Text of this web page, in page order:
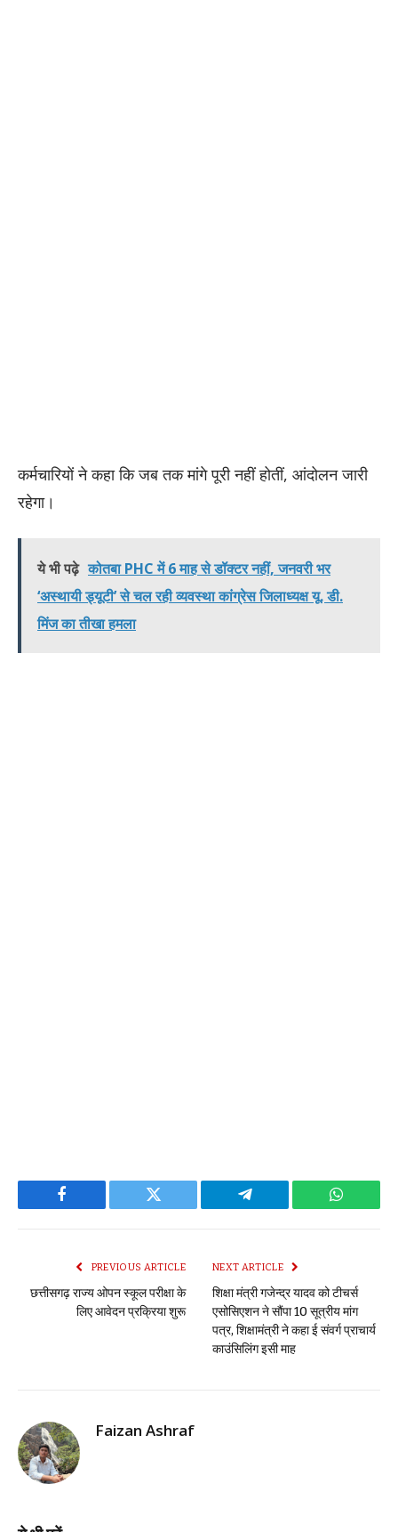
कर्मचारियों ने कहा कि जब तक मांगे पूरी नहीं होतीं, आंदोलन जारी
रहेगा।
ये भी पढ़े कोतबा PHC में 6 माह से डॉक्टर नहीं, जनवरी भर
‘अस्थायी ड्यूटी’ से चल रही व्यवस्था कांग्रेस जिलाध्यक्ष यू. डी.
मिंज का तीखा हमला
Facebook Twitter Telegram
PREVIOUS ARTICLE
छत्तीसगढ़ राज्य ओपन स्कूल परीक्षा के
लिए आवेदन प्रक्रिया शुरू
NEXT ARTICLE
शिक्षा मंत्री गजेन्द्र यादव को टीचर्स
एसोसिएशन ने सौंपा 10 सूत्रीय मांग
पत्र, शिक्षामंत्री ने कहा ई संवर्ग प्राचार्य
काउंसिलिंग इसी माह
Faizan Ashraf